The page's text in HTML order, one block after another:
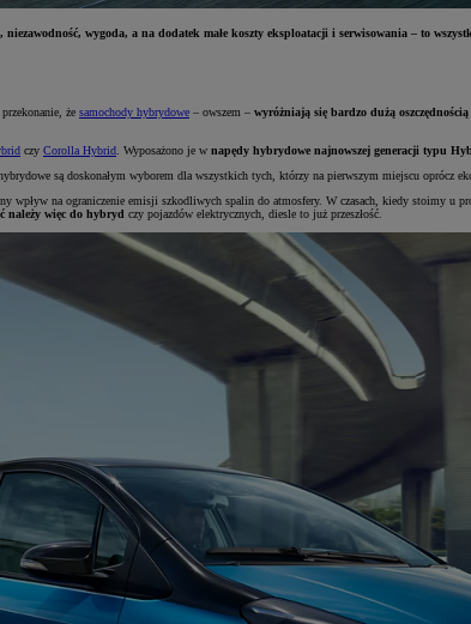
wygoda, a na dodatek małe koszty eksploatacji i serwisowania – to
że samochody hybrydowe – owszem – wyróżniają się bardzo dużą
czy Corolla Hybrid. Wyposażono je w napędy hybrydowe najnowszej generacji typu
są doskonałym wyborem dla wszystkich tych, którzy na pierwszym miejscu oprócz
wpływ na ograniczenie emisji szkodliwych spalin do atmosfery. W czasach, kiedy stoimy
należy więc do hybryd czy pojazdów elektrycznych, diesle to już przeszłość.